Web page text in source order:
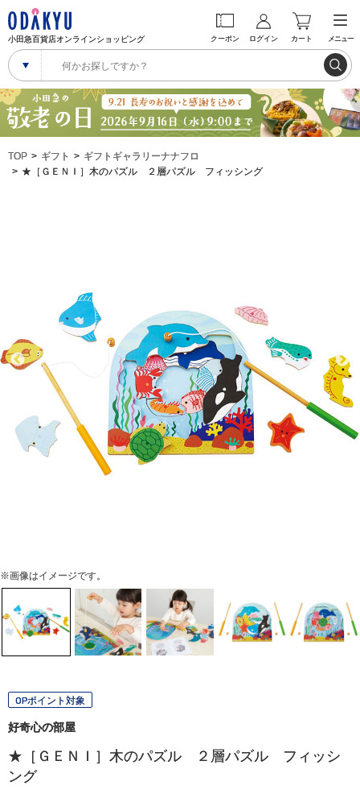
小田急百貨店オンラインショッピング クーポン ログイン カート メニュー
TOP ギフト
ギフトギャラリーナナフロ
★［ＧＥＮＩ］木のパズル ２層パズル フィッシング
※画像はイメージです。
OPポイント対象
好奇心の部屋
★［ＧＥＮＩ］木のパズル ２層パズル フィッシ
ング